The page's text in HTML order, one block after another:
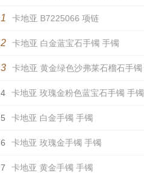
1 卡地亚 B7225066 项链
2 卡地亚 白金蓝宝石手镯 手镯
3 卡地亚 黄金绿色沙弗莱石榴石手镯 手镯
4 卡地亚 玫瑰金粉色蓝宝石手镯 手镯
5 卡地亚 白金手镯 手镯
6 卡地亚 玫瑰金手镯 手镯
7 卡地亚 黄金手镯 手镯